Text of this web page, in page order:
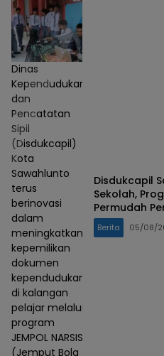
Dinas
Kependudukan
dan
Pencatatan
Sipil
(Disdukcapil)
Kota
Sawahlunto
terus
berinovasi
dalam
meningkatkan
kepemilikan
dokumen
kependudukan
di kalangan
pelajar melalui
program
JEMPOL NARSIS
(Jemput Bola
Disdukcapil
Sekolah,
Permudah
Berita 05/08/